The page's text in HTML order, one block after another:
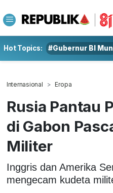
Hot Topics: #Gubernur BI
Internasional Eropa
Rusia Pantau
di Gabon
Militer
Inggris dan Amerika
mengecam kudeta